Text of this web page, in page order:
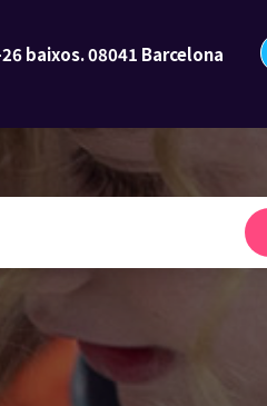
baixos. 08041 Barcelona